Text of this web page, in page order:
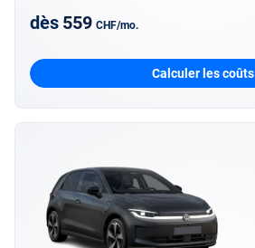
dès 559 CHF/mo.
Calculer les coûts